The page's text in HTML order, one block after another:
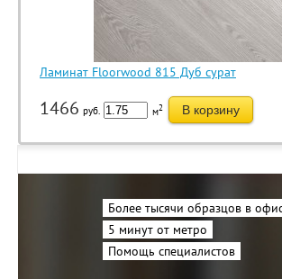
Ламинат Floorwood 815 Дуб сурат
1466 руб. м2 В корзину
Более тысячи образцов в
5 минут от метро
Помощь специалистов